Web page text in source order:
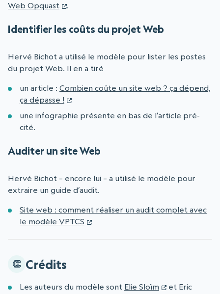
Web Opquast
.
Identifier les coûts du projet Web
Hervé Bichot a utilisé le modèle pour lister les postes
du projet Web. Il en a tiré
un article : Combien coûte un site web ? ça dépend,
ça dépasse !
une infographie présente en bas de l’article pré-
cité.
Auditer un site Web
Hervé Bichot – encore lui – a utilisé le modèle pour
extraire un guide d’audit.
Site web : comment réaliser un audit complet avec
le modèle VPTCS
Crédits
Les auteurs du modèle sont Elie Sloïm
et Eric